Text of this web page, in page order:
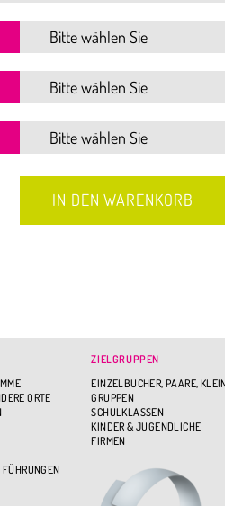
ORTE
ZIELGRUPPEN
EINZELBUCHER, PAARE,
GRUPPEN
SCHULKLASSEN
KINDER & JUGENDLICHE
FIRMEN